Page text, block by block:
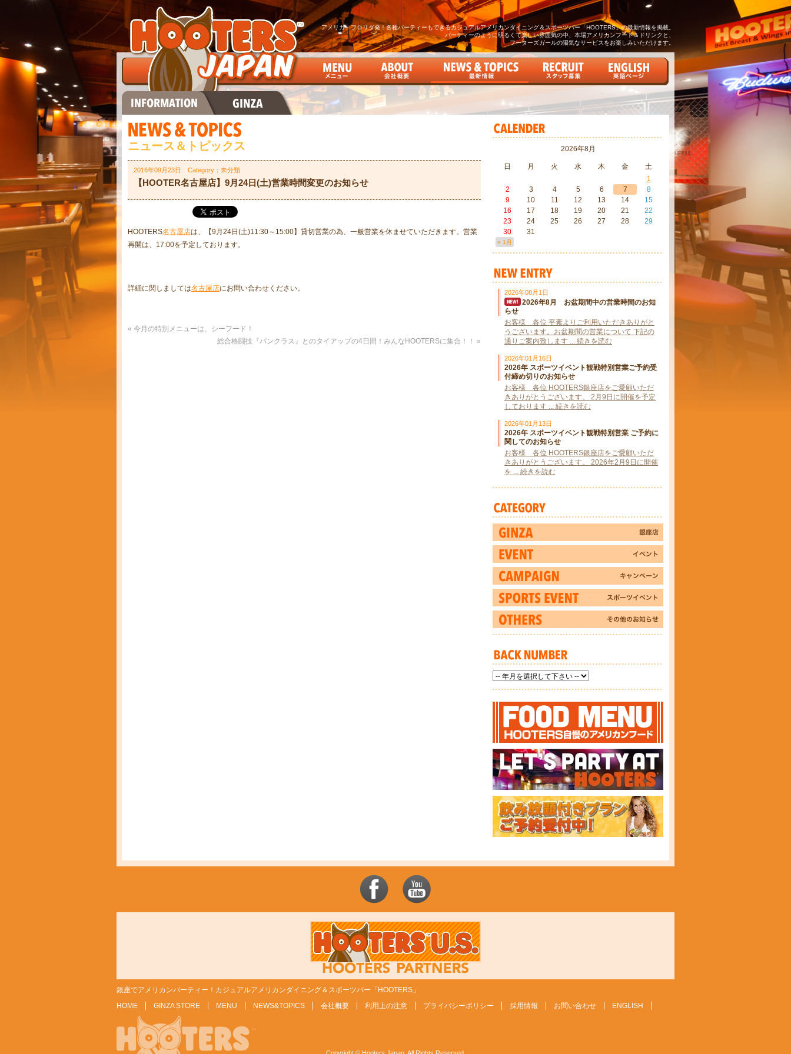
アメリカ・フロリダ発！各種パーティーもできるカジュアルアメリカンダイニング＆スポーツバー「HOOTERS」の最新情報を掲載。
パーティーのように明るくて楽しい雰囲気の中、本場アメリカンフード＆ドリンクと、
フーターズガールの陽気なサービスをお楽しみいただけます。
ニュース＆トピックス
2016年09月23日 Category：未分類
【HOOTER名古屋店】9月24日(土)営業時間変更のお知らせ
HOOTERS名古屋店は、【9月24日(土)11:30～15:00】貸切営業の為、一般営業を休ませていただきます。営業
再開は、17:00を予定しております。
詳細に関しましては名古屋店にお問い合わせください。
« 今月の特別メニューは、シーフード！
総合格闘技『パンクラス』とのタイアップの4日間！みんなHOOTERSに集合！！ »
2026年8月
日 月 火 水 木 金 土
« 1月
1
2
3 4 5 6 7
8
9
10 11 12 13 14
15
16
17 18 19 20 21
22
23
24 25 26 27 28
29
30
31
2026年08月1日
2026年8月 お盆期間中の営業時間のお知
らせ
お客様 各位 平素よりご利用いただきありがと
うございます。お盆期間の営業について 下記の
通りご案内致します ... 続きを読む
2026年01月16日
2026年 スポーツイベント観戦特別営業ご予約受
付締め切りのお知らせ
お客様 各位 HOOTERS銀座店をご愛顧いただ
きありがとうございます。 2月9日に開催を予定
しております ... 続きを読む
2026年01月13日
2026年 スポーツイベント観戦特別営業 ご予約に
関してのお知らせ
お客様 各位 HOOTERS銀座店をご愛顧いただ
きありがとうございます。 2026年2月9日に開催
を ... 続きを読む
銀座でアメリカンパーティー！カジュアルアメリカンダイニング＆スポーツバー「HOOTERS」
HOME
GINZA STORE MENU NEWS&TOPICS 会社概要 利用上の注意 プライバシーポリシー 採用情報 お問い合わせ ENGLISH